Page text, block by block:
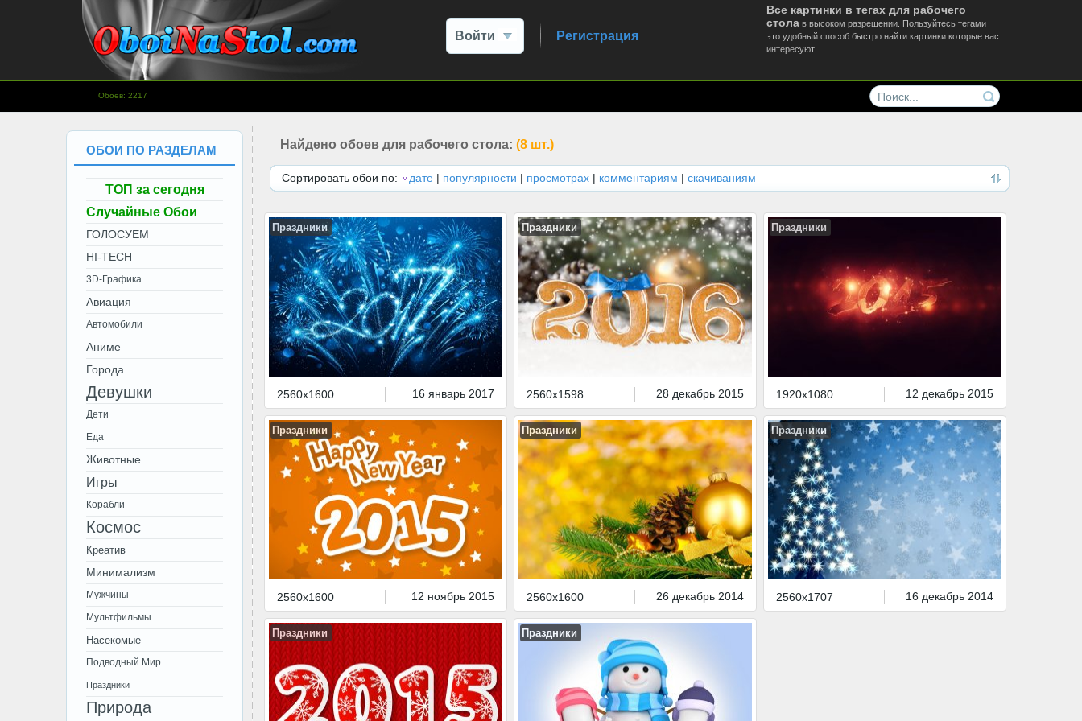
Все картинки в тегах для рабочего
стола в высоком разрешении. Пользуйтесь тегами
это удобный способ быстро найти картинки которые вас
интересуют.
www.OboiNaStol.com - Обои на
Войти Регистрация
Обоев: 2217
Найдено обоев для рабочего стола: (8 шт.)
Сортировать обои по: дате | популярности | просмотрах | комментариям | скачиваниям
Праздники
2560x1600 16 январь 2017
Праздники
2560x1598 28 декабрь 2015
Праздники
1920x1080 12 декабрь 2015
Праздники
2560x1600 12 ноябрь 2015
Праздники
2560x1600 26 декабрь 2014
Праздники
2560x1707 16 декабрь 2014
Праздники Праздники
ОБОИ ПО РАЗДЕЛАМ
ТОП за сегодня
Случайные Обои
ГОЛОСУЕМ
HI-TECH
3D-Графика
Авиация
Автомобили
Аниме
Города
Девушки
Дети
Еда
Животные
Игры
Корабли
Космос
Креатив
Минимализм
Мужчины
Мультфильмы
Насекомые
Подводный Мир
Праздники
Природа